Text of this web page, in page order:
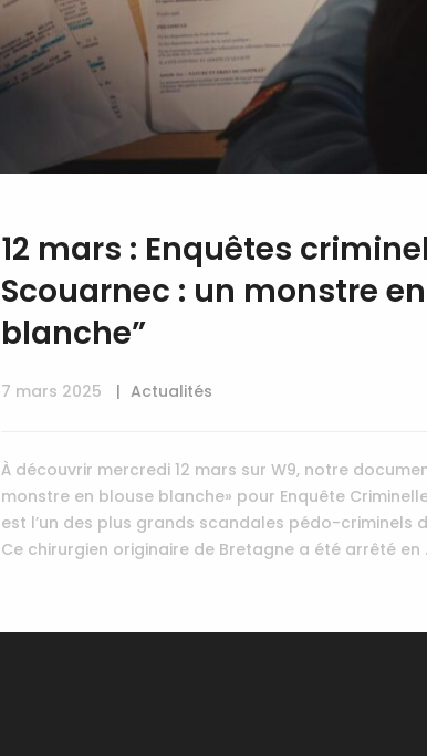
12 mars : Enquêtes
Scouarnec : un monstre
blanche”
7 mars 2025 Actualités
À découvrir mercredi 12 mars sur W9, notre
monstre en blouse blanche» pour Enquête
est l’un des plus grands scandales pédo-criminels
Ce chirurgien originaire de Bretagne a été arrêté en